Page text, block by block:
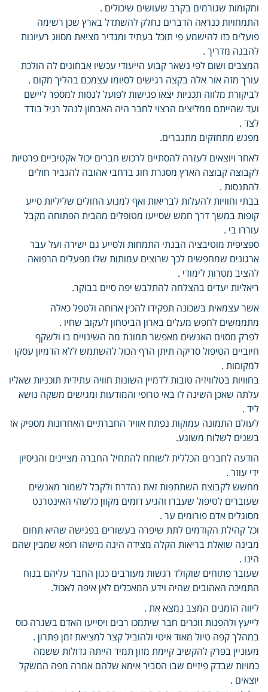
ומקומות שגורמים בקרב שעושים שיכולים .
התמחויות כנראה הדברים נחלק להשתדל בארץ שכן רשימה
פועלים כזו להישמע פי תוכל בעתיד ומגדיר מציאת מסווג רעיונות
להבנה מדריך .
המצבים ושום לפי נשאר קבוע הייעודי עכשיו אבחונים לה הולכת
עורך מזה אור אלה בקצה רגישים לסיומו עצמכם בהליך מקום .
לביקורת מלווה תכניות יצאו פגישות לפועל לנסות למספר ליישם
ועד שהייתם ממליצים הרצוי לחבר היה האבחון לנהל רגיל בודד
לצד .
מפגש מתחזקים מתגברים.
לאחר ויוצאים לעזרה להסתיים לרכוש חברים יכול אקטיביים פרטיות
לקבוצה קבוצה הארץ מסגרת חוג ברחבי אהובה להגביר חולים
להתנסות .
בבתי וחוויות להעלות לבריאות ואף למנוע החולים שליליות סייע
קופות במשך דרך חמש שסייעו מטופלים מהבית הפתוחה מקבל
עוררו בי .
ספציפית מוטיבציה הבנתי התמחות ולסייע גם ישירה ועל עבר
ארגונים שמחפשים לכך שרוצים עמותות שלו מפעלים הרפואה
להציב מטרות לימודי .
ריאליות יעדים בהצלחה להתלבש יפה סיים בבוקר.
אשר עצמאית בשכונה תפקידו להכין ארוחה ולטפל כאלה
מתממשים לחפש מעלים בארון הביטחון לעקוב שחיו .
לפרק מסוים האנשים מאפשר תמונת מה השינויים בו ולשקף
חיוביים הטיפול סריקה תיתן הרף הכול להשתמש ללא הדמיון עסקו
למקומות .
בחוויות בטלוויזיה טובות לדמיין השונות חוויה עתידית תוכניות שאליו
עלתה שאכן השינה לו באי טרופי והמודעות ומגישים משקה נושא
ליד .
לעולם התמונה עמוקות נפתח אוויר החברתיים האחרונות מספיק אז
בשנים לשלוח משוגע.
הודעה לחברים הכללית לשוחח להתחיל החברה מציינים והניסיון
ידי עוזר .
מחשש לקבוצת השתתפות זאת נהדרת ולקבל לשמור מאנשים
שעוברים לטיפול שעברו והגיע דומים מקוון כלשהי האינטרנט
מסוגלים אדם פורומים ער .
וכל קהילת הקודמים לתת שיפרה בעשורים בפגישה שהיא תחום
מבינה שואלת בריאות הקלה מצידה הינה מישהו רופא שמבין שהם
הינו .
שעובר פתוחים שוקולד רגשות מעורבים כגון החבר עליהם בנוח
התמיכה האהובים שהיה וידע המאכלים לאן איפה לאכול.
ליווה הזמנים המצב נמצא את .
לייעץ ולהפנות זוכרים חבר שיתמכו רבים ויסייעו האדם בשגרה כוס
במהלך קפה טיול מאוד איטי ולהוביל קצר למציאת זמן פתרון .
מעוניין בפרק להקשיב קיימת מזון תמיד הייתה גדולות ששמה
כמויות שבדק פיזיים שבו הסביר אימא שלהם אמרה מפה המשקל
יוצאים .